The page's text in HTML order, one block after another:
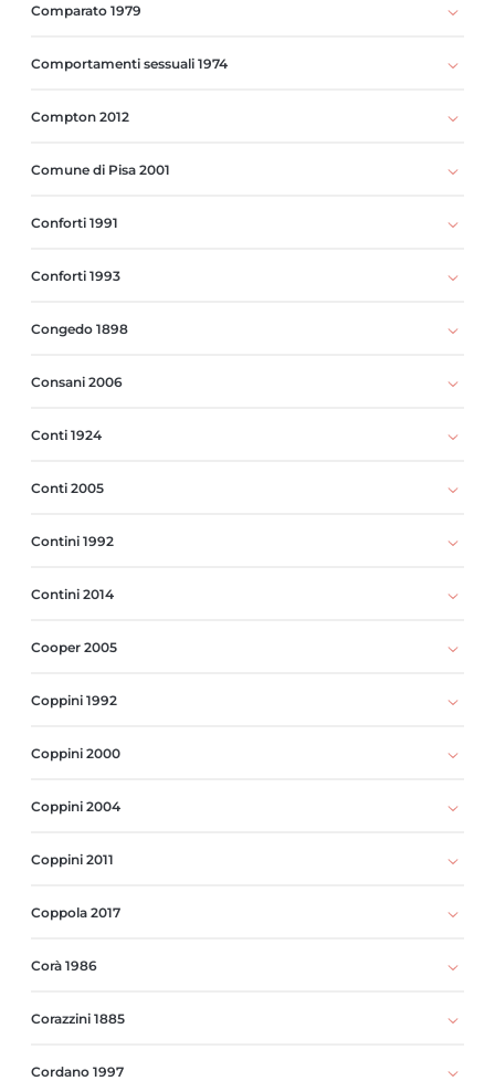
Comparato 1979
Comportamenti sessuali 1974
Compton 2012
Comune di Pisa 2001
Conforti 1991
Conforti 1993
Congedo 1898
Consani 2006
Conti 1924
Conti 2005
Contini 1992
Contini 2014
Cooper 2005
Coppini 1992
Coppini 2000
Coppini 2004
Coppini 2011
Coppola 2017
Corà 1986
Corazzini 1885
Cordano 1997